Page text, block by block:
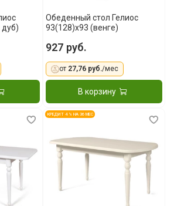
Обеденный стол Гелиос
93(128)x93 (венге)
927 руб.
от 27,76 руб./мес
В корзину
КРЕДИТ 4 % НА 36 МЕС